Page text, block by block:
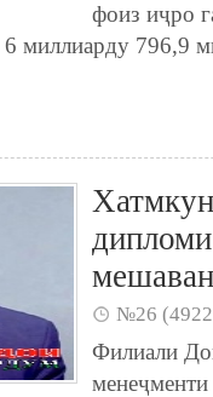
фоиз иҷро
6 миллиарду 796,9
№26
Филиали